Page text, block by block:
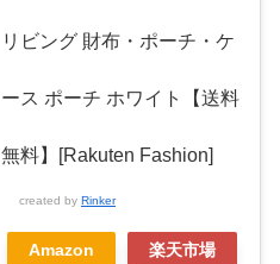
リビング 財布・ポーチ・ケ
ース ポーチ ホワイト【送料
無料】[Rakuten Fashion]
created by Rinker
Amazon 楽天市場